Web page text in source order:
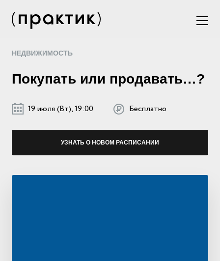
НЕДВИЖИМОСТЬ
Покупать или продавать…?
19 июля (Вт), 19:00 Бесплатно
УЗНАТЬ О НОВОМ РАСПИСАНИИ